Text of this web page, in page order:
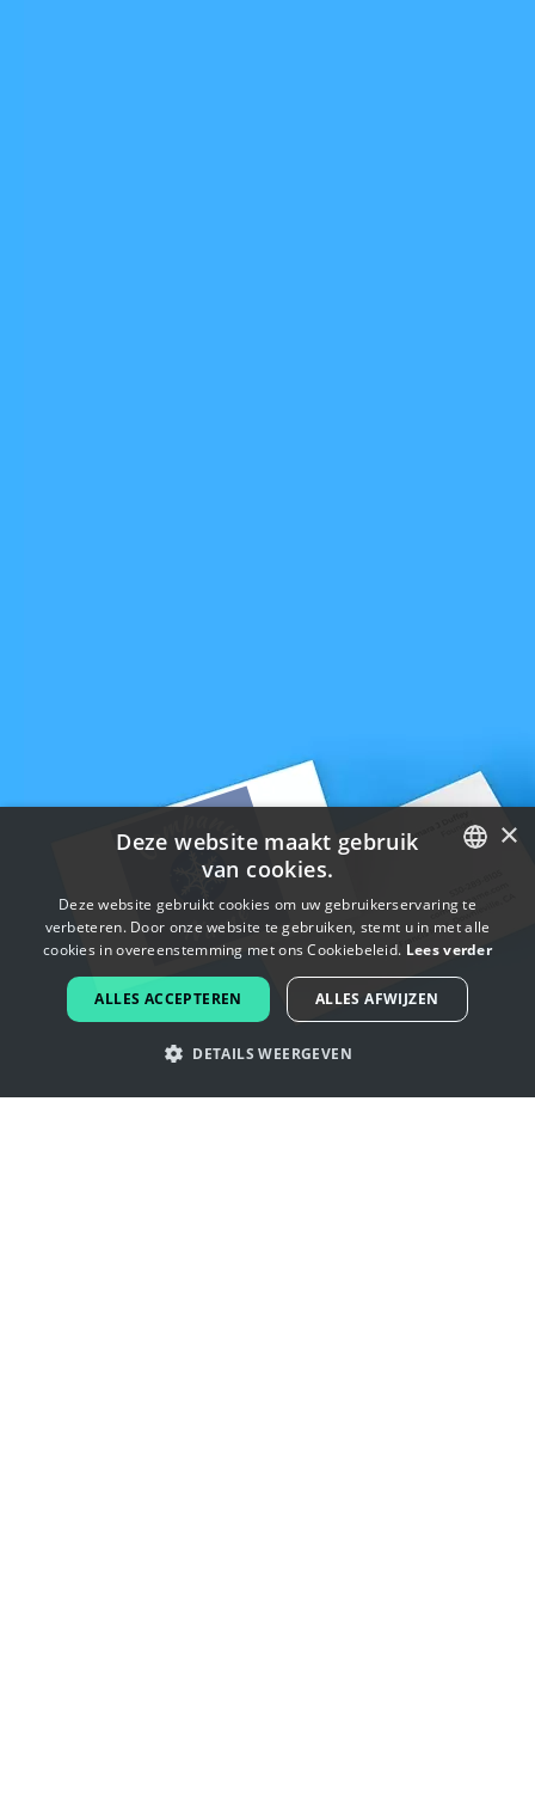
ENGLISH
FRENCH
DUTCH
×
Deze website maakt gebruik
van cookies.
Deze website gebruikt cookies om uw gebruikerservaring te
verbeteren. Door onze website te gebruiken, stemt u in met alle
cookies in overeenstemming met ons Cookiebeleid. Lees verder
ALLES ACCEPTEREN ALLES AFWIJZEN
DETAILS WEERGEVEN